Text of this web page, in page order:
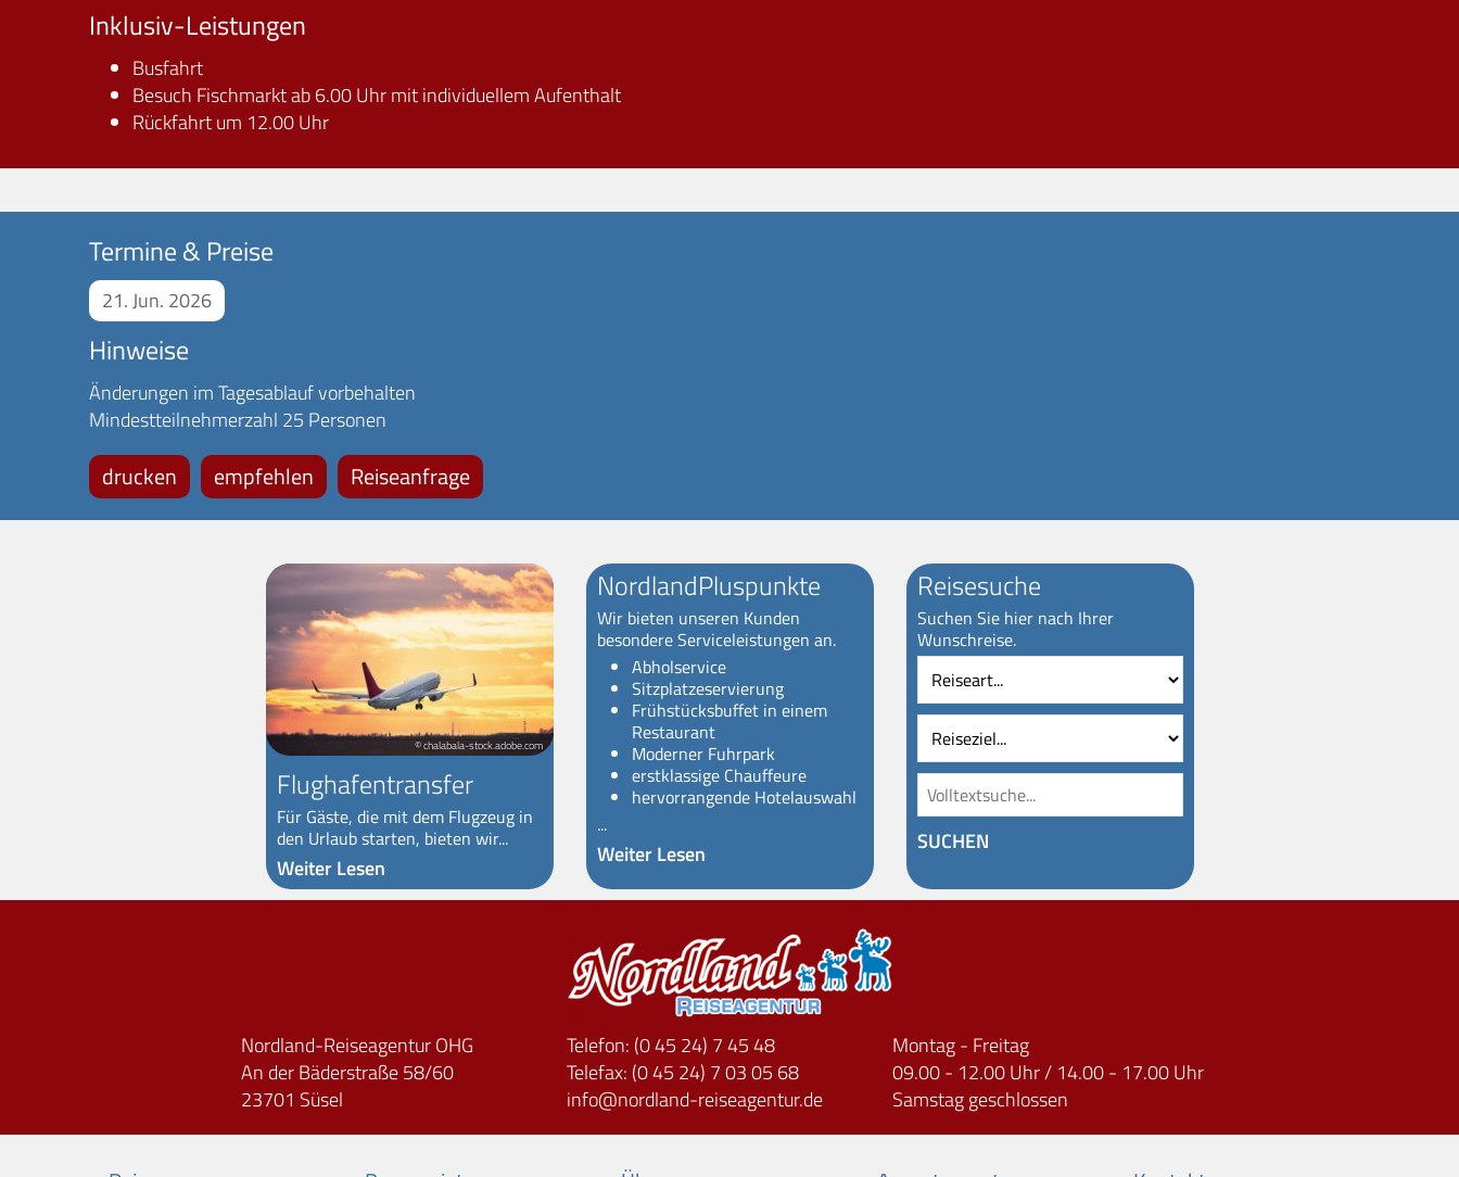
Inklusiv-Leistungen
Busfahrt
Besuch Fischmarkt ab 6.00 Uhr mit individuellem Aufenthalt
Rückfahrt um 12.00 Uhr
Termine & Preise
21. Jun. 2026
Hinweise
Änderungen im Tagesablauf vorbehalten
Mindestteilnehmerzahl 25 Personen
drucken empfehlen Reiseanfrage
© chalabala-stock.adobe.com
Flughafentransfer
Für Gäste, die mit dem Flugzeug in
den Urlaub starten, bieten wir...
Weiter Lesen
NordlandPluspunkte
Wir bieten unseren Kunden
besondere Serviceleistungen an.
Abholservice
Sitzplatzeservierung
Frühstücksbuffet in einem
Restaurant
Moderner Fuhrpark
erstklassige Chauffeure
hervorrangende Hotelauswahl
...
Weiter Lesen
Reisesuche
Suchen Sie hier nach Ihrer
Wunschreise.
Reiseart Reiseziel
Volltextsuche
SUCHEN
Nordland-Reiseagentur OHG
An der Bäderstraße 58/60
23701 Süsel
Telefon: (0 45 24) 7 45 48
Telefax: (0 45 24) 7 03 05 68
info
nordland-reiseagentur.de
Montag - Freitag
09.00 - 12.00 Uhr / 14.00 - 17.00 Uhr
Samstag geschlossen